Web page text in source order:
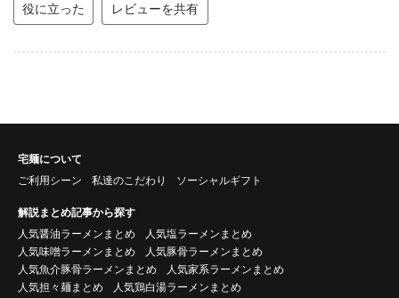
役に立った レビューを共有
宅麺について
ご利用シーン
私達のこだわり ソーシャルギフト
解説まとめ記事から探す
人気醤油ラーメンまとめ
人気塩ラーメンまとめ
人気味噌ラーメンまとめ
人気豚骨ラーメンまとめ
人気魚介豚骨ラーメンまとめ
人気家系ラーメンまとめ
人気担々麺まとめ
人気鶏白湯ラーメンまとめ